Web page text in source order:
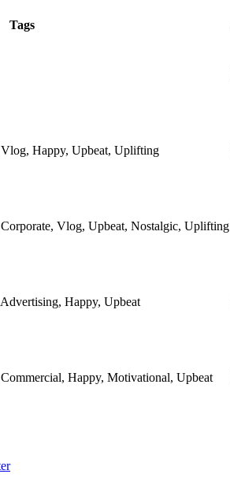
Tags
Happy, Upbeat, Uplifting
Vlog, Upbeat, Nostalgic, Uplifting
Happy, Upbeat
Happy, Motivational, Upbeat